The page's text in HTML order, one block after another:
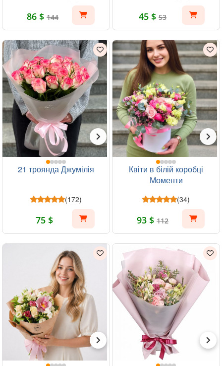
86 $ 144 45 $ 53
21 троянда Джумілія
(172)
75 $
Квіти в білій коробці
Моменти
(34)
93 $ 112